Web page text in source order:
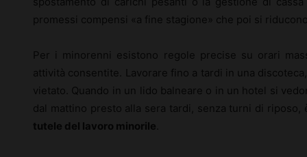
promessi compensi «a fine stagione» che poi si
Per i minorenni esistono regole precise su orari
attività consentite. Lavorare fino a tardi in una
vietato. Quando in un lido balneare o in un hotel si
dal mattino presto alla sera tardi, senza turni di
tutele del lavoro minorile